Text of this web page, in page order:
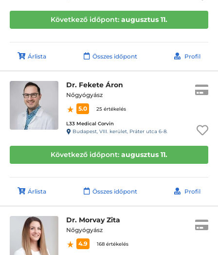
Következő időpont: augusztus 11.
Árlista Összes időpont Profil
Dr. Fekete Áron
Nőgyógyász
5.0
25 értékelés
L33 Medical Corvin
Budapest, VIII. kerület, Práter utca 6-8.
Következő időpont: augusztus 11.
Árlista Összes időpont Profil
Dr. Morvay Zita
Nőgyógyász
4.9
168 értékelés